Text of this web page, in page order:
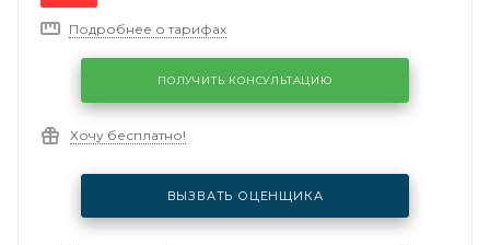
Подробнее о тарифах
ПОЛУЧИТЬ КОНСУЛЬТАЦИЮ
Хочу бесплатно!
ВЫЗВАТЬ ОЦЕНЩИКА